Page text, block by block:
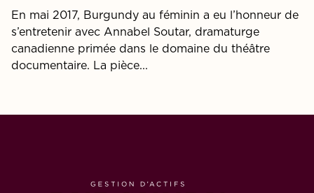
En mai 2017, Burgundy au féminin a eu l’honneur de
s’entretenir avec Annabel Soutar, dramaturge
canadienne primée dans le domaine du théâtre
documentaire. La pièce...